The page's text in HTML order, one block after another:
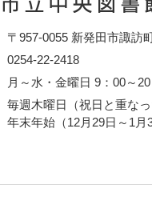
〒957-0055 新発田市諏訪
0254-22-2418
月～水・金曜日 9：00～
毎週木曜日（祝日と重な
年末年始（12月29日～1